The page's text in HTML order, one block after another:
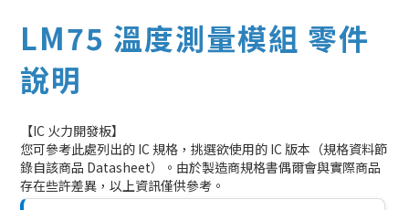
LM75 溫度測量模組 零件
說明
【IC 火力開發板】
您可參考此處列出的 IC 規格，挑選欲使用的 IC 版本（規格資料節
錄自該商品 Datasheet）。由於製造商規格書偶爾會與實際商品
存在些許差異，以上資訊僅供參考。